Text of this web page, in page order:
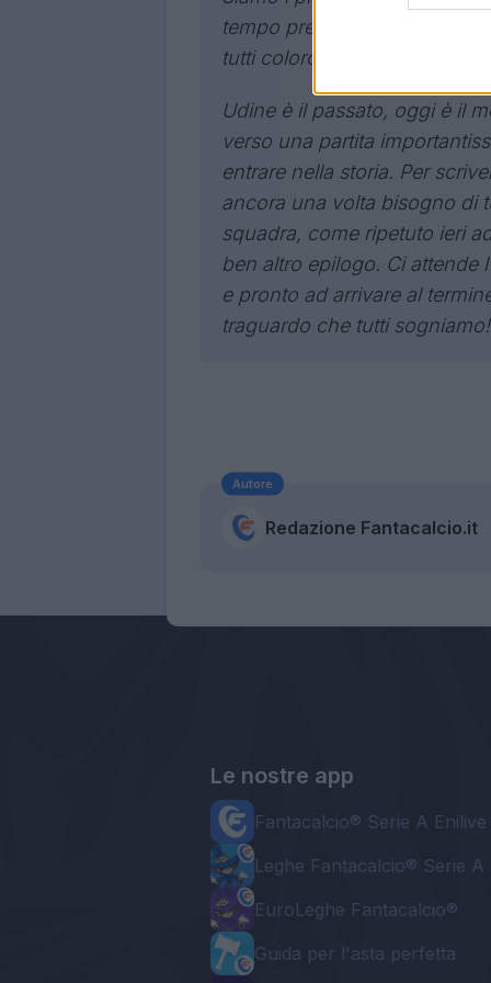
tempo pretendiamo rispetto
tutti coloro che
Udine è il passato, oggi è il
verso una partita
entrare nella storia. Per
ancora una volta bisogno di
squadra, come ripetuto ieri
ben altro epilogo. Ci attende
e pronto ad arrivare al
traguardo che tutti
Autore
Redazione Fantacalcio.it
Le nostre app
Fantacalcio® Serie A Enilive
Leghe Fantacalcio® Serie A
EuroLeghe Fantacalcio®
Guida per l'asta perfetta